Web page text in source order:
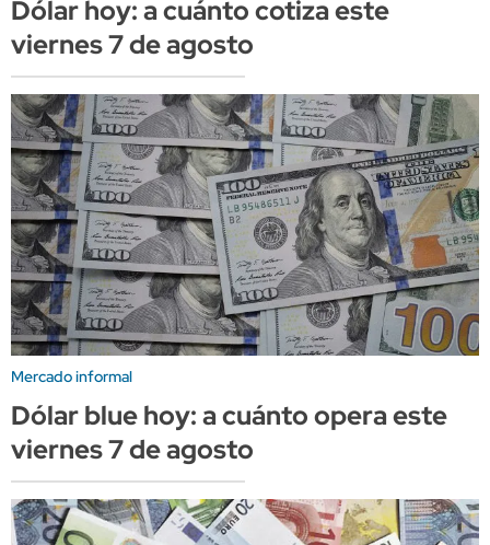
Dólar hoy: a cuánto cotiza este
viernes 7 de agosto
Mercado informal
Dólar blue hoy: a cuánto opera este
viernes 7 de agosto